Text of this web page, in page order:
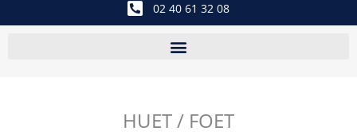
02 40 61 32 08
HUET / FOET